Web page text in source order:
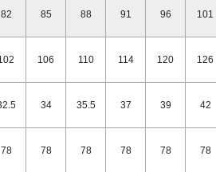
82 85 88 91 96 101
106 110 114 120 126
34 35.5 37 39 42
78 78 78 78 78 78